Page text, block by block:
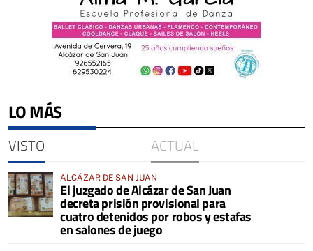
LO MÁS
VISTO ACTUAL
ALCÁZAR DE SAN JUAN
El juzgado de Alcázar de San Juan
decreta prisión provisional para
cuatro detenidos por robos y estafas
en salones de juego